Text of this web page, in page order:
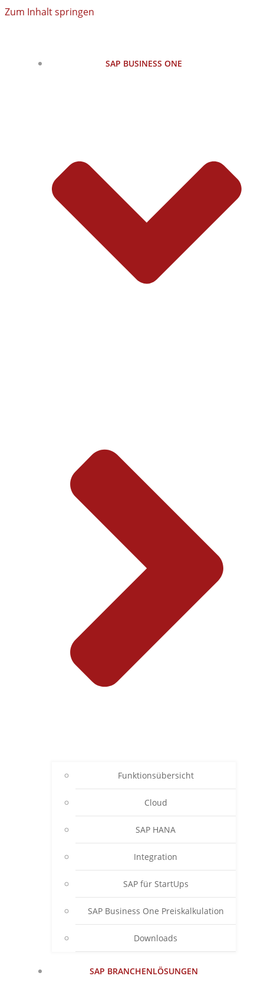
Zum Inhalt springen
SAP BUSINESS ONE
Funktionsübersicht
Cloud
SAP HANA
Integration
SAP für StartUps
SAP Business One Preiskalkulation
Downloads
SAP BRANCHENLÖSUNGEN